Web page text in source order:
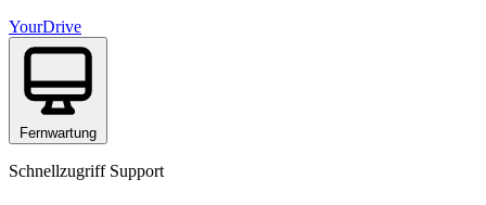
YourDrive
Fernwartung
Schnellzugriff Support